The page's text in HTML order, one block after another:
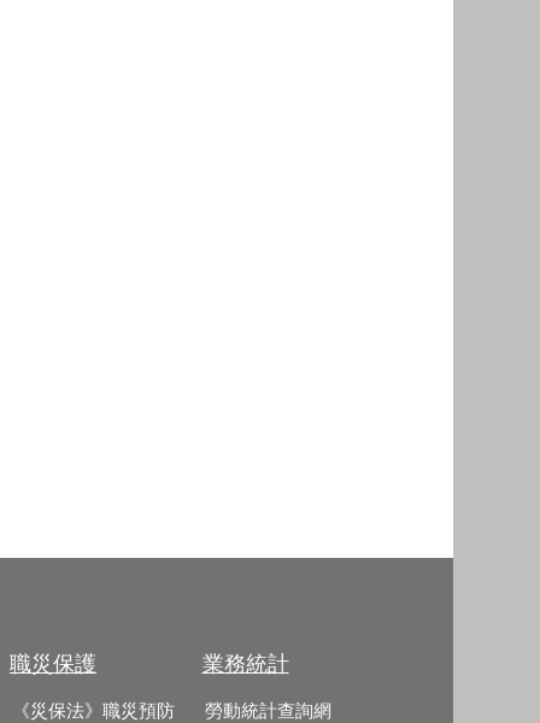
職災保護
《災保法》職災預防
業務統計
勞動統計查詢網